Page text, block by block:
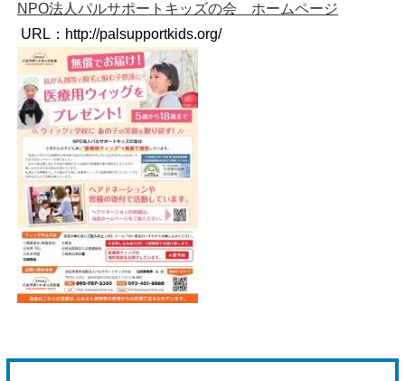
NPO法人パルサポートキッズの会 ホームページ
URL：http://palsupportkids.org/